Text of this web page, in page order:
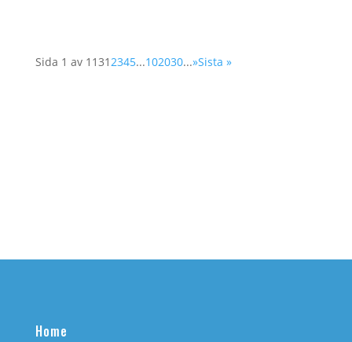
Sida 1 av 1131 2345...102030...»Sista »
Home